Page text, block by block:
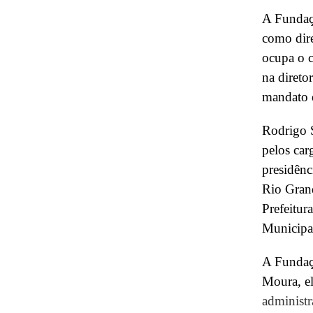
A
como
ocupa o
na
mandato
Rodrigo
pelos
Rio
A
Moura,